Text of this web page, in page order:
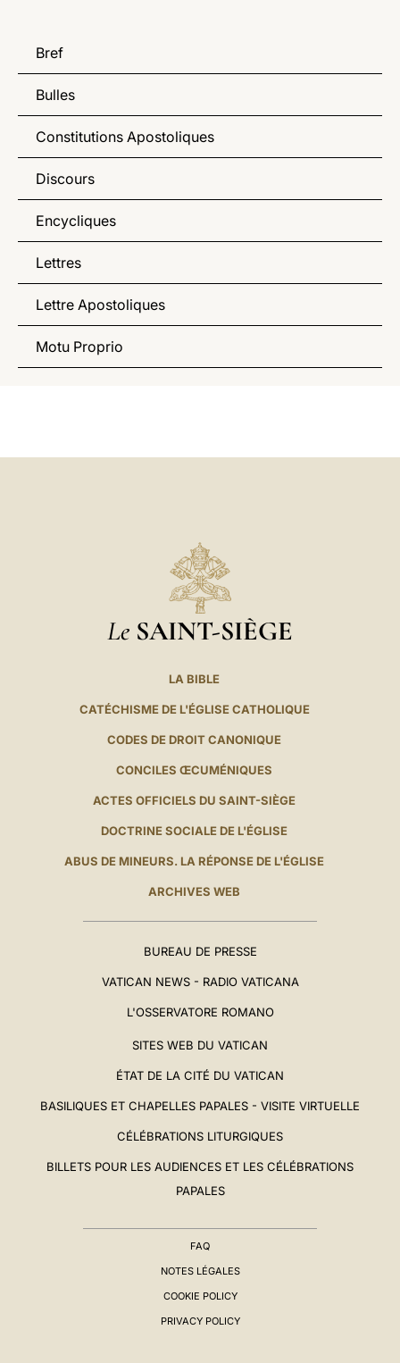
Bref
Bulles
Constitutions Apostoliques
Discours
Encycliques
Lettres
Lettre Apostoliques
Motu Proprio
Le SAINT-SIÈGE
LA BIBLE
CATÉCHISME DE L'ÉGLISE CATHOLIQUE
CODES DE DROIT CANONIQUE
CONCILES ŒCUMÉNIQUES
ACTES OFFICIELS DU SAINT-SIÈGE
DOCTRINE SOCIALE DE L'ÉGLISE
ABUS DE MINEURS. LA RÉPONSE DE L'ÉGLISE
ARCHIVES WEB
BUREAU DE PRESSE
VATICAN NEWS - RADIO VATICANA
L'OSSERVATORE ROMANO
SITES WEB DU VATICAN
ÉTAT DE LA CITÉ DU VATICAN
BASILIQUES ET CHAPELLES PAPALES - VISITE VIRTUELLE
CÉLÉBRATIONS LITURGIQUES
BILLETS POUR LES AUDIENCES ET LES CÉLÉBRATIONS
PAPALES
FAQ
NOTES LÉGALES
COOKIE POLICY
PRIVACY POLICY